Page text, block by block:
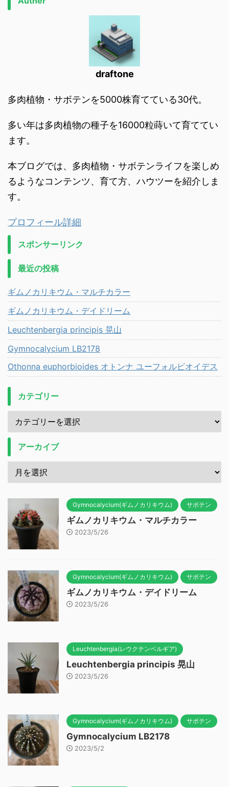
draftone
多肉植物・サボテンを5000株育てている30代。
多い年は多肉植物の種子を16000粒蒔いて育ててい
ます。
本ブログでは、多肉植物・サボテンライフを楽しめ
るようなコンテンツ、育て方、ハウツーを紹介しま
す。
プロフィール詳細
スポンサーリンク
最近の投稿
ギムノカリキウム・マルチカラー
ギムノカリキウム・デイドリーム
Leuchtenbergia principis 晃山
Gymnocalycium LB2178
Othonna euphorbioides オトンナ ユーフォルビオイデス
カテゴリー
アーカイブ
Gymnocalycium(ギムノカリキウム) サボテン
ギムノカリキウム・マルチカラー
2023/5/26
Gymnocalycium(ギムノカリキウム) サボテン
ギムノカリキウム・デイドリーム
2023/5/26
Leuchtenbergia(レウクテンベルギア)
Leuchtenbergia principis 晃山
2023/5/26
Gymnocalycium(ギムノカリキウム) サボテン
Gymnocalycium LB2178
2023/5/2